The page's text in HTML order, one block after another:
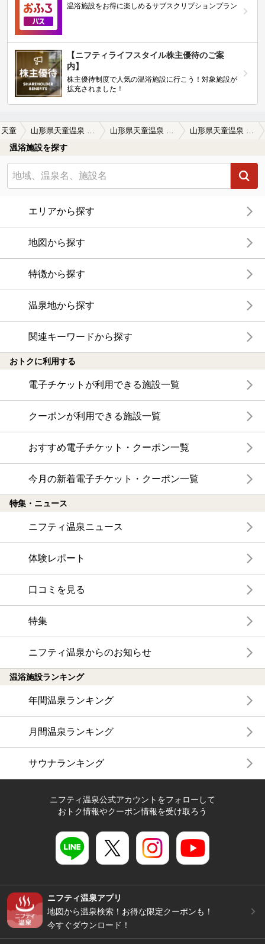
温浴施設をお得に楽しめるサブスクリプションプラン
【ニフティライフスタイル株主優待のご案
内】
株主優待制度で人気の温浴施設に行こう！対象施設が
拡充されました！
天童
温浴施設を探す
エリアから探す
地図から探す
特徴から探す
温泉地から探す
関連キーワードから探す
おトクに利用する
電子チケットが利用できる施設一覧
クーポンが利用できる施設一覧
おすすめ電子チケット・クーポン一覧
今月の新着電子チケット・クーポン一覧
特集・ニュース
ニフティ温泉ニュース
体験レポート
口コミを見る
特集
ニフティ温泉からのお知らせ
温浴施設ランキング
年間温泉ランキング
月間温泉ランキング
サウナランキング
ニフティ温泉公式アカウントをフォローして
おトク情報やクーポン情報を受け取ろう
ニフティ温泉アプリ
地図から温泉検索！お得な限定クーポンも！
今すぐダウンロード！